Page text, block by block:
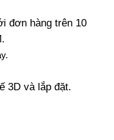
9,560,000₫.
đơn hàng trên 10
3D và lắp đặt.